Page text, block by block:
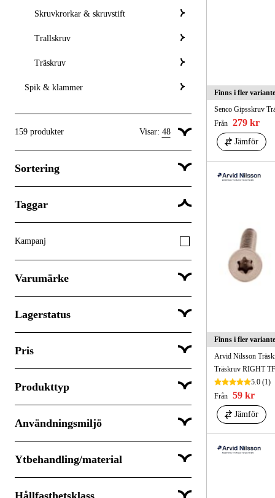
Skruvkrorkar & skruvstift
Trallskruv
Träskruv
Spik & klammer
159 produkter Visar: 48
Visa 48 produkter per sida
Sortering
Popularitet
Taggar
Kampanj
Varumärke
Arvid Nilsson
Camo
Festool
Senco
Lagerstatus
Skickas omgående
Skickas inom 3-5 dagar
Skickas om mer än 5 vardagar
Pris
SEK
Produkttyp
Byggplåtskruv
Farmarskruv
Fransk träskruv
Användningsmiljö
Inomhus
Utomhus
Ytbehandling/material
A2
Hållfasthetsklass
Finns i fler
Senco Gipsskruv
Från
279 kr
Jämför
Finns i fler
Arvid Nilsson
Träskruv RIGHT
5.0(1)
Från
59 kr
Jämför